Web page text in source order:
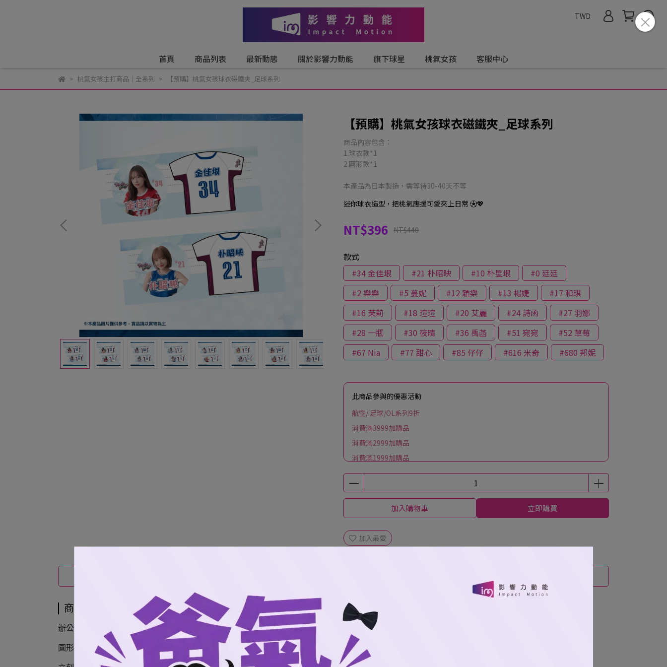
TWD
首頁 商品列表 最新動態 關於影響力動能 旗下球星 桃氣女孩 客服中心
桃氣女孩主打商品｜全系列 【預購】桃氣女孩球衣磁鐵夾_足球系列
【預購】桃氣女孩球衣磁鐵夾_足球系列
商品內容包含：
1.球衣款*1
​​​​​​​2.圓形款*1
本產品為日本製造，需等待30-40天不等
迷你球衣造型，把桃氣應援可愛夾上日常 ⚽💖
NT$396 NT$440
款式
#34 金佳垠
#21 朴昭映 #10 朴星垠
#0 廷廷
#2 樂樂
#5 蔓妮 #12 穎樂 #13 楊婕
#17 和琪
#16 茉莉
#18 瑄瑄 #20 艾麗 #24 詩函
#27 羽娜
#28 一瓶
#30 筱晴 #36 禹菡 #51 宛宛
#52 草莓
#67 Nia
#77 甜心 #85 仔仔 #616 米奇 #680 邦妮
此商品參與的優惠活動
航空/ 足球/OL系列9折
消費滿3999加購品
消費滿2999加購品
消費滿1999加購品
加入購物車 立即購買
加入最愛
商品介紹
辦公室 MEMO 紙多到爆？ 桌面空間早已宣告絕版？
圓形經典 ＆ 應援球衣雙造型， 磁吸功能，不佔桌面超實用， 一抬頭就是女孩們的甜美應援！ 24位女孩， 徹底療癒你每天上班的心。